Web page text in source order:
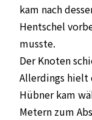
kam nach
Hentschel
musste.
Der Knoten
Allerdings hielt
Hübner kam
Metern zum